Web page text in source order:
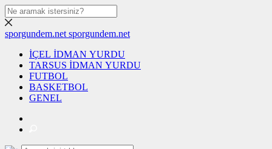
sporgundem.net sporgundem.net
İÇEL İDMAN YURDU
TARSUS İDMAN YURDU
FUTBOL
BASKETBOL
GENEL